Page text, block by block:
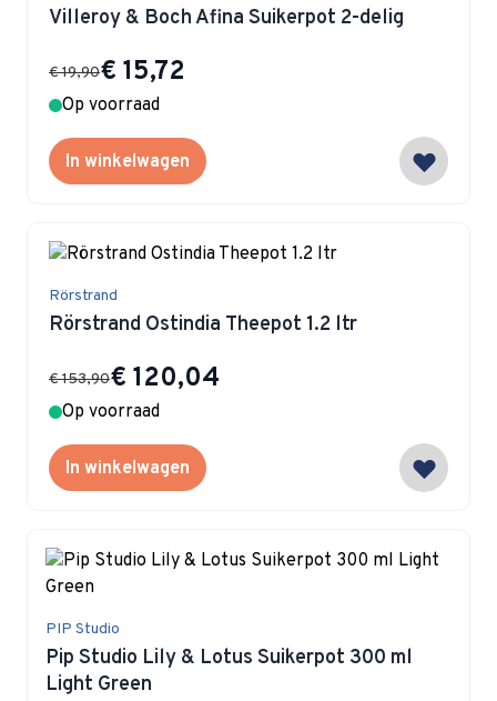
Villeroy & Boch Afina Suikerpot 2-delig
Special Price
€ 15,72
€ 19,90
Op voorraad
In winkelwagen
Rörstrand
Rörstrand Ostindia Theepot 1.2 ltr
Special Price
€ 120,04
€ 153,90
Op voorraad
In winkelwagen
PIP Studio
Pip Studio Lily & Lotus Suikerpot 300 ml
Light Green